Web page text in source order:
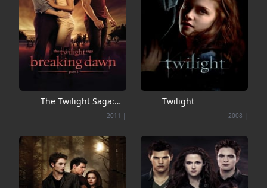
Twilight
|
2008
The Twilight Saga:
Breaking Dawn - Part|
2011